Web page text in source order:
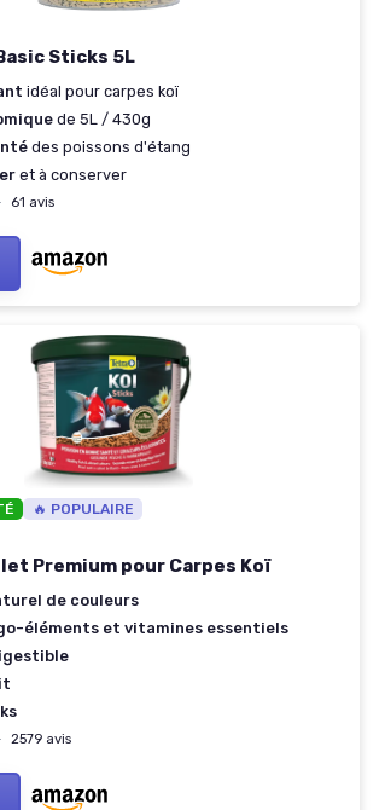
Sticks 5L
idéal pour carpes koï
de 5L / 430g
des poissons d'étang
et à conserver
61 avis
🔥 POPULAIRE
Premium pour Carpes Koï
de couleurs
éléments et vitamines essentiels
2579 avis